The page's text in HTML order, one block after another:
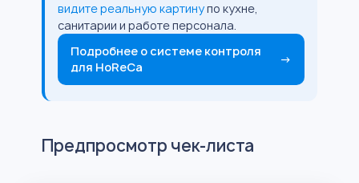
видите реальную картинупо кухне,
санитарии и работе персонала.
Подробнее о системе контроля
для HoReCa
→
Предпросмотр чек-листа